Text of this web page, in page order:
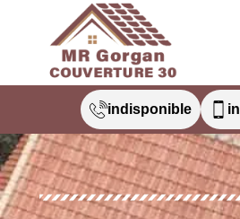
indisponible